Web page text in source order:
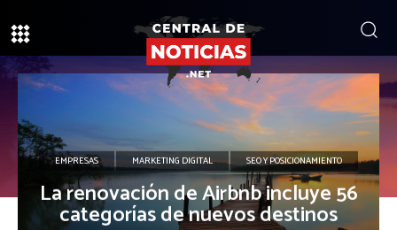
EMPRESAS MARKETING DIGITAL SEO Y POSICIONAMIENTO
La renovación de Airbnb incluye 56
categorías de nuevos destinos